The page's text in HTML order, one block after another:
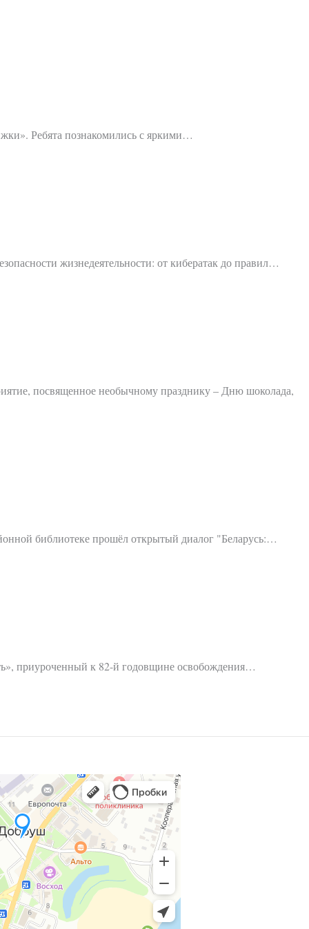
Ребята познакомились с яркими…
жизнедеятельности: от кибератак до правил…
посвященное необычному празднику – Дню шоколада,
библиотеке прошёл открытый диалог "Беларусь:…
приуроченный к 82-й годовщине освобождения…